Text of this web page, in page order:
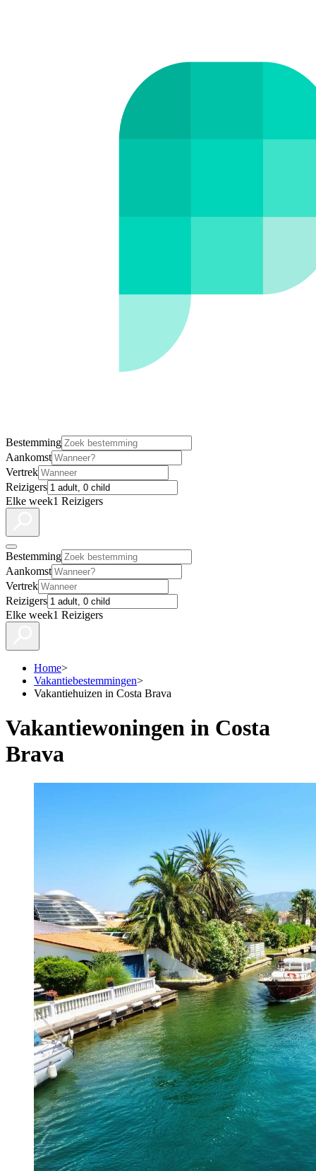
Bestemming
Aankomst
Vertrek
Reizigers
Elke week1 Reizigers
Bestemming
Aankomst
Vertrek
Reizigers
Elke week1 Reizigers
Home>
Vakantiebestemmingen>
Vakantiehuizen in Costa Brava
Vakantiewoningen in Costa
Brava